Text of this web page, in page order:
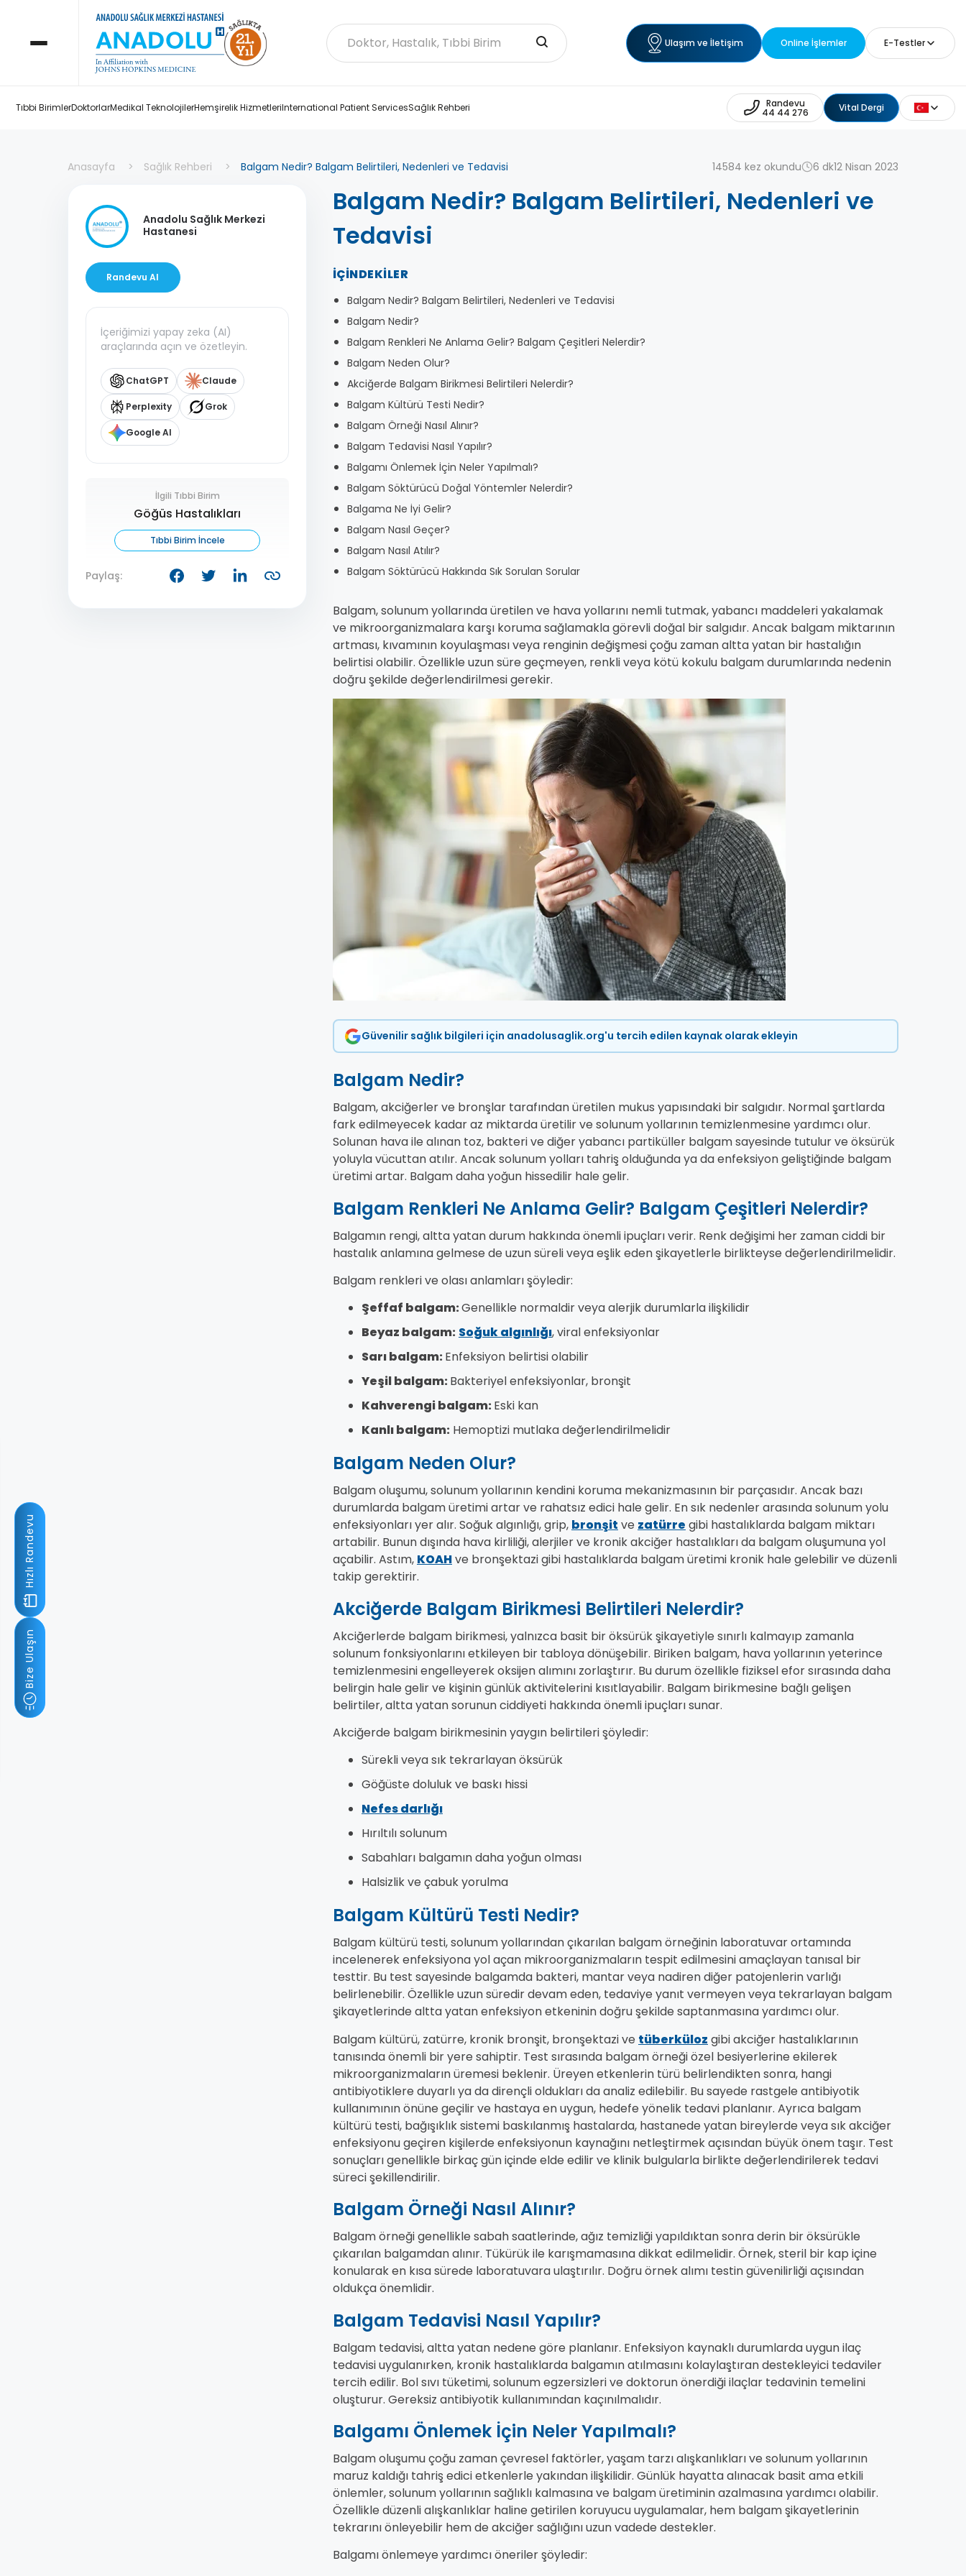
Ulaşım ve İletişim Online İşlemler E-Testler
Tıbbi BirimlerDoktorlarMedikal TeknolojilerHemşirelik HizmetleriInternational Patient ServicesSağlık Rehberi Randevu
44 44 276 Vital Dergi
Anasayfa Sağlık Rehberi Balgam Nedir? Balgam Belirtileri, Nedenleri ve Tedavisi 14584 kez okundu 6 dk12 Nisan 2023
Anadolu Sağlık Merkezi
Hastanesi
Randevu Al
İçeriğimizi yapay zeka (AI)
araçlarında açın ve özetleyin.
ChatGPT Claude
Perplexity Grok
Google AI
İlgili Tıbbi Birim
Göğüs Hastalıkları
Tıbbi Birim İncele
Paylaş:
Balgam Nedir? Balgam Belirtileri, Nedenleri ve
Tedavisi
İÇINDEKILER
Balgam Nedir? Balgam Belirtileri, Nedenleri ve Tedavisi
Balgam Nedir?
Balgam Renkleri Ne Anlama Gelir? Balgam Çeşitleri Nelerdir?
Balgam Neden Olur?
Akciğerde Balgam Birikmesi Belirtileri Nelerdir?
Balgam Kültürü Testi Nedir?
Balgam Örneği Nasıl Alınır?
Balgam Tedavisi Nasıl Yapılır?
Balgamı Önlemek İçin Neler Yapılmalı?
Balgam Söktürücü Doğal Yöntemler Nelerdir?
Balgama Ne İyi Gelir?
Balgam Nasıl Geçer?
Balgam Nasıl Atılır?
Balgam Söktürücü Hakkında Sık Sorulan Sorular
Balgam, solunum yollarında üretilen ve hava yollarını nemli tutmak, yabancı maddeleri yakalamak
ve mikroorganizmalara karşı koruma sağlamakla görevli doğal bir salgıdır. Ancak balgam miktarının
artması, kıvamının koyulaşması veya renginin değişmesi çoğu zaman altta yatan bir hastalığın
belirtisi olabilir. Özellikle uzun süre geçmeyen, renkli veya kötü kokulu balgam durumlarında nedenin
doğru şekilde değerlendirilmesi gerekir.
Güvenilir sağlık bilgileri için anadolusaglik.org'u tercih edilen kaynak olarak ekleyin
Balgam Nedir?
Balgam, akciğerler ve bronşlar tarafından üretilen mukus yapısındaki bir salgıdır. Normal şartlarda
fark edilmeyecek kadar az miktarda üretilir ve solunum yollarının temizlenmesine yardımcı olur.
Solunan hava ile alınan toz, bakteri ve diğer yabancı partiküller balgam sayesinde tutulur ve öksürük
yoluyla vücuttan atılır. Ancak solunum yolları tahriş olduğunda ya da enfeksiyon geliştiğinde balgam
üretimi artar. Balgam daha yoğun hissedilir hale gelir.
Balgam Renkleri Ne Anlama Gelir? Balgam Çeşitleri Nelerdir?
Balgamın rengi, altta yatan durum hakkında önemli ipuçları verir. Renk değişimi her zaman ciddi bir
hastalık anlamına gelmese de uzun süreli veya eşlik eden şikayetlerle birlikteyse değerlendirilmelidir.
Balgam renkleri ve olası anlamları şöyledir:
Şeffaf balgam:Genellikle normaldir veya alerjik durumlarla ilişkilidir
Beyaz balgam: Soğuk algınlığı, viral enfeksiyonlar
Sarı balgam:Enfeksiyon belirtisi olabilir
Yeşil balgam:Bakteriyel enfeksiyonlar, bronşit
Kahverengi balgam:Eski kan
Kanlı balgam: Hemoptizi mutlaka değerlendirilmelidir
Balgam Neden Olur?
Balgam oluşumu, solunum yollarının kendini koruma mekanizmasının bir parçasıdır. Ancak bazı
durumlarda balgam üretimi artar ve rahatsız edici hale gelir. En sık nedenler arasında solunum yolu
enfeksiyonları yer alır. Soğuk algınlığı, grip, bronşit ve zatürre gibi hastalıklarda balgam miktarı
artabilir. Bunun dışında hava kirliliği, alerjiler ve kronik akciğer hastalıkları da balgam oluşumuna yol
açabilir. Astım, KOAHve bronşektazi gibi hastalıklarda balgam üretimi kronik hale gelebilir ve düzenli
takip gerektirir.
Akciğerde Balgam Birikmesi Belirtileri Nelerdir?
Akciğerlerde balgam birikmesi, yalnızca basit bir öksürük şikayetiyle sınırlı kalmayıp zamanla
solunum fonksiyonlarını etkileyen bir tabloya dönüşebilir. Biriken balgam, hava yollarının yeterince
temizlenmesini engelleyerek oksijen alımını zorlaştırır. Bu durum özellikle fiziksel efor sırasında daha
belirgin hale gelir ve kişinin günlük aktivitelerini kısıtlayabilir. Balgam birikmesine bağlı gelişen
belirtiler, altta yatan sorunun ciddiyeti hakkında önemli ipuçları sunar.
Akciğerde balgam birikmesinin yaygın belirtileri şöyledir:
Sürekli veya sık tekrarlayan öksürük
Göğüste doluluk ve baskı hissi
Nefes darlığı
Hırıltılı solunum
Sabahları balgamın daha yoğun olması
Halsizlik ve çabuk yorulma
Balgam Kültürü Testi Nedir?
Balgam kültürü testi, solunum yollarından çıkarılan balgam örneğinin laboratuvar ortamında
incelenerek enfeksiyona yol açan mikroorganizmaların tespit edilmesini amaçlayan tanısal bir
testtir. Bu test sayesinde balgamda bakteri, mantar veya nadiren diğer patojenlerin varlığı
belirlenebilir. Özellikle uzun süredir devam eden, tedaviye yanıt vermeyen veya tekrarlayan balgam
şikayetlerinde altta yatan enfeksiyon etkeninin doğru şekilde saptanmasına yardımcı olur.
Balgam kültürü, zatürre, kronik bronşit, bronşektazi ve tüberküloz gibi akciğer hastalıklarının
tanısında önemli bir yere sahiptir. Test sırasında balgam örneği özel besiyerlerine ekilerek
mikroorganizmaların üremesi beklenir. Üreyen etkenlerin türü belirlendikten sonra, hangi
antibiyotiklere duyarlı ya da dirençli oldukları da analiz edilebilir. Bu sayede rastgele antibiyotik
kullanımının önüne geçilir ve hastaya en uygun, hedefe yönelik tedavi planlanır. Ayrıca balgam
kültürü testi, bağışıklık sistemi baskılanmış hastalarda, hastanede yatan bireylerde veya sık akciğer
enfeksiyonu geçiren kişilerde enfeksiyonun kaynağını netleştirmek açısından büyük önem taşır. Test
sonuçları genellikle birkaç gün içinde elde edilir ve klinik bulgularla birlikte değerlendirilerek tedavi
süreci şekillendirilir.
Balgam Örneği Nasıl Alınır?
Balgam örneği genellikle sabah saatlerinde, ağız temizliği yapıldıktan sonra derin bir öksürükle
çıkarılan balgamdan alınır. Tükürük ile karışmamasına dikkat edilmelidir. Örnek, steril bir kap içine
konularak en kısa sürede laboratuvara ulaştırılır. Doğru örnek alımı testin güvenilirliği açısından
oldukça önemlidir.
Balgam Tedavisi Nasıl Yapılır?
Balgam tedavisi, altta yatan nedene göre planlanır. Enfeksiyon kaynaklı durumlarda uygun ilaç
tedavisi uygulanırken, kronik hastalıklarda balgamın atılmasını kolaylaştıran destekleyici tedaviler
tercih edilir. Bol sıvı tüketimi, solunum egzersizleri ve doktorun önerdiği ilaçlar tedavinin temelini
oluşturur. Gereksiz antibiyotik kullanımından kaçınılmalıdır.
Balgamı Önlemek İçin Neler Yapılmalı?
Balgam oluşumu çoğu zaman çevresel faktörler, yaşam tarzı alışkanlıkları ve solunum yollarının
maruz kaldığı tahriş edici etkenlerle yakından ilişkilidir. Günlük hayatta alınacak basit ama etkili
önlemler, solunum yollarının sağlıklı kalmasına ve balgam üretiminin azalmasına yardımcı olabilir.
Özellikle düzenli alışkanlıklar haline getirilen koruyucu uygulamalar, hem balgam şikayetlerinin
tekrarını önleyebilir hem de akciğer sağlığını uzun vadede destekler.
Balgamı önlemeye yardımcı öneriler şöyledir:
Hızlı Randevu
Bize Ulaşın